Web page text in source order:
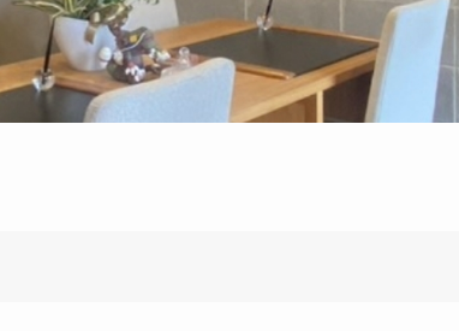
※"ひと"とは、"お客様、社員とその家族、関